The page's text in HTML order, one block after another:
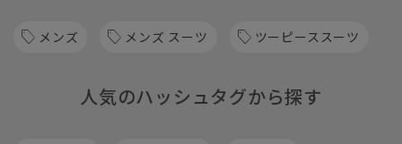
メンズ メンズ スーツ ツーピーススーツ
人気のハッシュタグから探す